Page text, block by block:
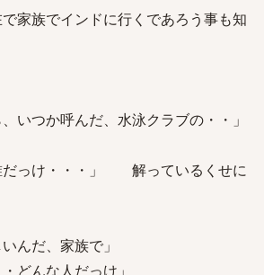
家族でインドに行くであろう事も知
いつか呼んだ、水泳クラブの・・」
だっけ・・・」 解っているくせに
んだ、家族で」
どんな人だっけ」